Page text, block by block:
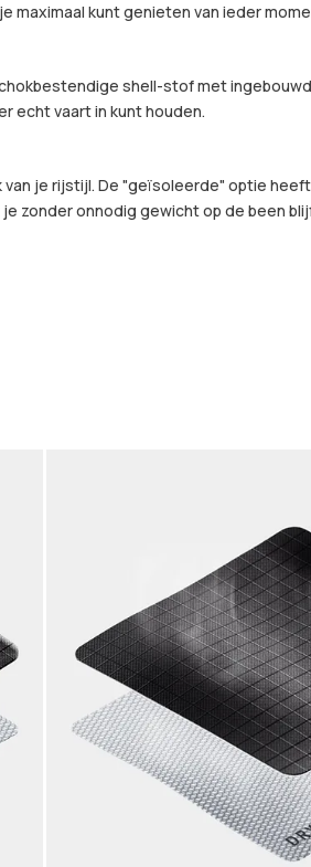
kunt genieten van ieder
shell-stof met
echt vaart in kunt houden.
je rijstijl. De "geïsoleerde" optie
onnodig gewicht op de been